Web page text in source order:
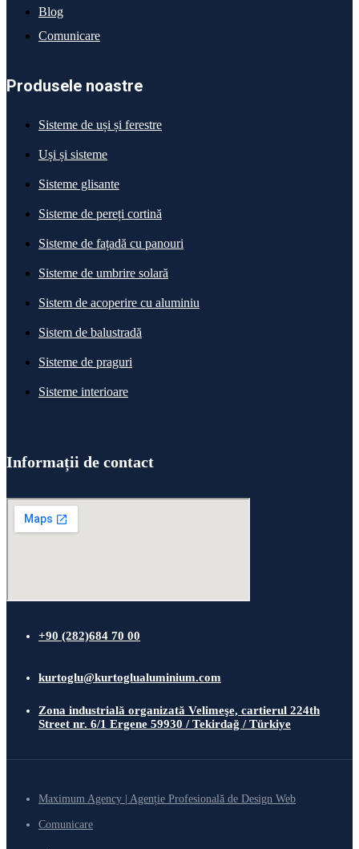
Blog
Comunicare
Produsele noastre
Sisteme de uși și ferestre
Uși și sisteme
Sisteme glisante
Sisteme de pereți cortină
Sisteme de fațadă cu panouri
Sisteme de umbrire solară
Sistem de acoperire cu aluminiu
Sistem de balustradă
Sisteme de praguri
Sisteme interioare
Informații de contact
+90 (282)684 70 00
kurtoglu@kurtoglualuminium.com
Zona industrială organizată Velimeşe, cartierul 224th
Street nr. 6/1 Ergene 59930 / Tekirdağ / Türkiye
Maximum Agency | Agenție Profesională de Design Web
Comunicare